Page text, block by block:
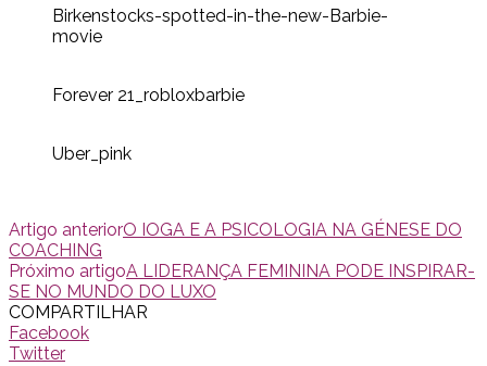
Birkenstocks-spotted-in-the-new-Barbie-
movie
Forever 21_robloxbarbie
Uber_pink
Artigo anteriorO IOGA E A PSICOLOGIA NA GÉNESE DO
COACHING
Próximo artigoA LIDERANÇA FEMININA PODE INSPIRAR-
SE NO MUNDO DO LUXO
COMPARTILHAR
Facebook
Twitter